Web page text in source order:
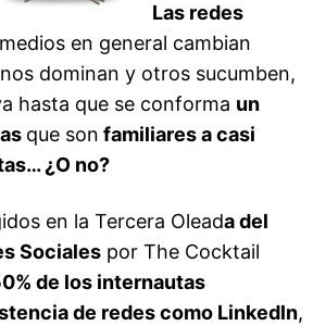
Las redes
en general cambian
dominan y otros sucumben,
hasta que se conforma un
que son familiares a casi
¿O no?
en la Tercera Oleada del
Sociales por The Cocktail
de los internautas
de redes como Linkedln,